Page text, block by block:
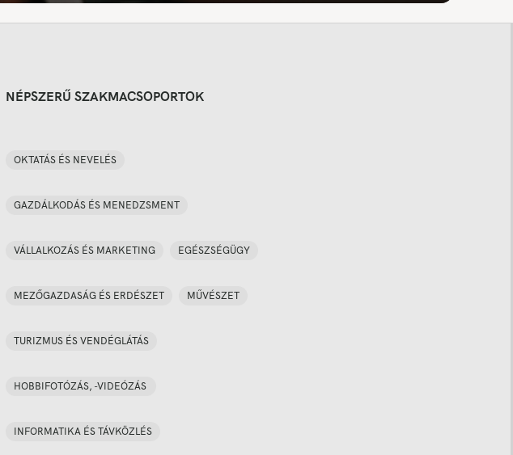
NÉPSZERŰ SZAKMACSOPORTOK
OKTATÁS ÉS NEVELÉS
GAZDÁLKODÁS ÉS MENEDZSMENT
VÁLLALKOZÁS ÉS MARKETING EGÉSZSÉGÜGY
MEZŐGAZDASÁG ÉS ERDÉSZET MŰVÉSZET
TURIZMUS ÉS VENDÉGLÁTÁS
HOBBIFOTÓZÁS, -VIDEÓZÁS
INFORMATIKA ÉS TÁVKÖZLÉS